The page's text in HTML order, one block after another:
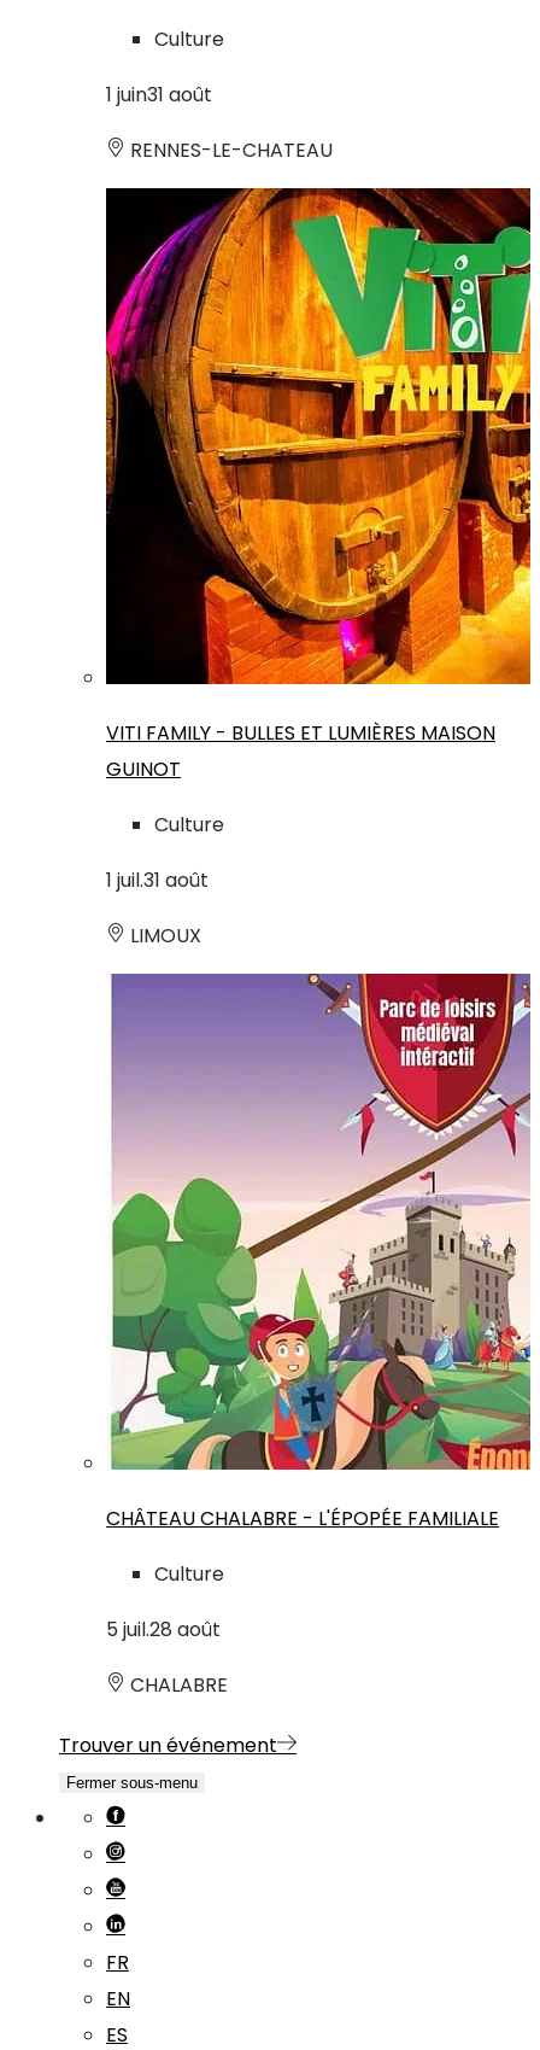
Culture
1 juin31 août
RENNES-LE-CHATEAU
VITI FAMILY - BULLES ET LUMIÈRES MAISON
GUINOT
Culture
1 juil.31 août
LIMOUX
CHÂTEAU CHALABRE - L'ÉPOPÉE FAMILIALE
Culture
5 juil.28 août
CHALABRE
Trouver un événement
Fermer sous-menu
FR
EN
ES